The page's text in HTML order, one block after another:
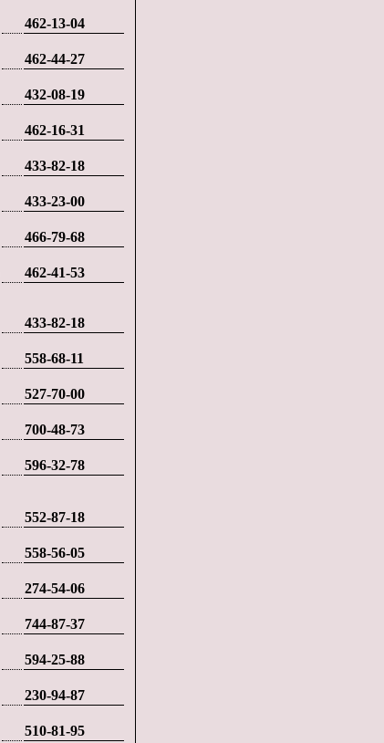
462-13-04
462-44-27
432-08-19
462-16-31
433-82-18
433-23-00
466-79-68
462-41-53
433-82-18
558-68-11
527-70-00
700-48-73
596-32-78
552-87-18
558-56-05
274-54-06
744-87-37
594-25-88
230-94-87
510-81-95